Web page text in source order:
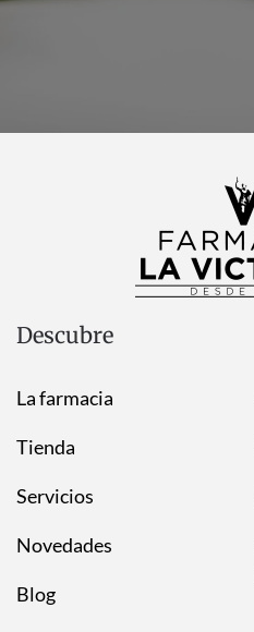
Descubre
La farmacia
Tienda
Servicios
Novedades
Blog